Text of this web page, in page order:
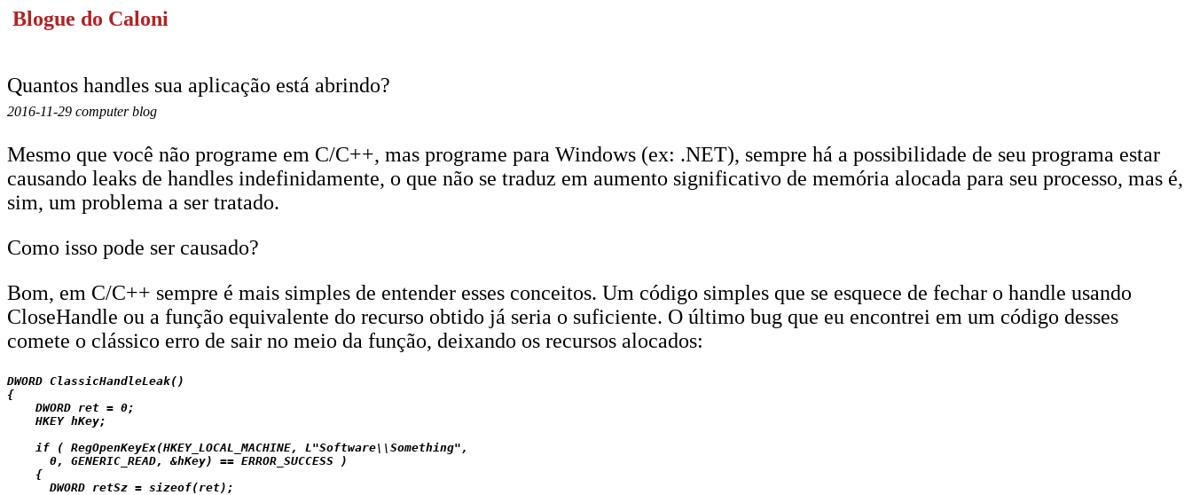
Blogue do Caloni
Quantos handles sua aplicação está abrindo?
2016-11-29 computer blog
Mesmo que você não programe em C/C++, mas programe para Windows (ex: .NET), sempre há a possibilidade de seu programa estar
causando leaks de handles indefinidamente, o que não se traduz em aumento significativo de memória alocada para seu processo, mas é,
sim, um problema a ser tratado.
Como isso pode ser causado?
Bom, em C/C++ sempre é mais simples de entender esses conceitos. Um código simples que se esquece de fechar o handle usando
CloseHandle ou a função equivalente do recurso obtido já seria o suficiente. O último bug que eu encontrei em um código desses
comete o clássico erro de sair no meio da função, deixando os recursos alocados:
DWORD ClassicHandleLeak()
{
    DWORD ret = 0;
    HKEY hKey;
    if ( RegOpenKeyEx(HKEY_LOCAL_MACHINE, L"Software\\Something",
      0, GENERIC_READ, &hKey) == ERROR_SUCCESS )
    {
      DWORD retSz = sizeof(ret);